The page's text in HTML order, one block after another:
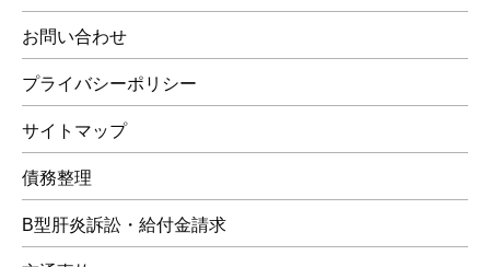
お問い合わせ
プライバシーポリシー
サイトマップ
債務整理
B型肝炎訴訟・給付金請求